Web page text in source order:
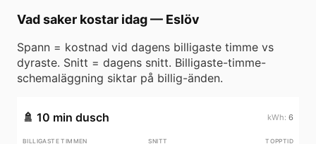
Vad saker kostar idag— Eslöv
Spann = kostnad vid dagens billigaste timme vs
dyraste. Snitt = dagens snitt. Billigaste-timme-
schemaläggning siktar på billig-änden.
🚿 10 min dusch 6